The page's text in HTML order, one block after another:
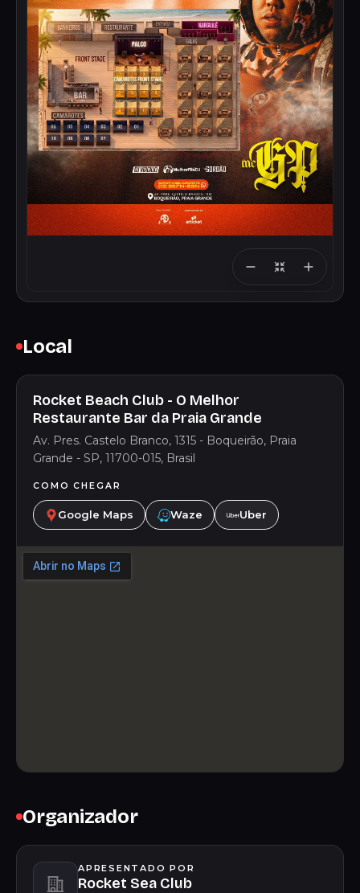
Local
Rocket Beach Club - O Melhor
Restaurante Bar da Praia Grande
Av. Pres. Castelo Branco, 1315 - Boqueirão, Praia
Grande - SP, 11700-015, Brasil
COMO CHEGAR
Google Maps Waze Uber
Organizador
APRESENTADO POR
Rocket Sea Club